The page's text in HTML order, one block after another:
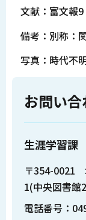
文献：富文報
備考：別称：
写真：時代不
お問い
生涯学習課
〒354-0021
1(中央図書館
電話番号：